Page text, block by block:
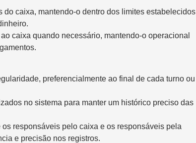
do caixa, mantendo-o dentro dos limites estabelecidos
caixa quando necessário, mantendo-o operacional
preferencialmente ao final de cada turno ou
no sistema para manter um histórico preciso das
responsáveis pelo caixa e os responsáveis pela
e precisão nos registros.